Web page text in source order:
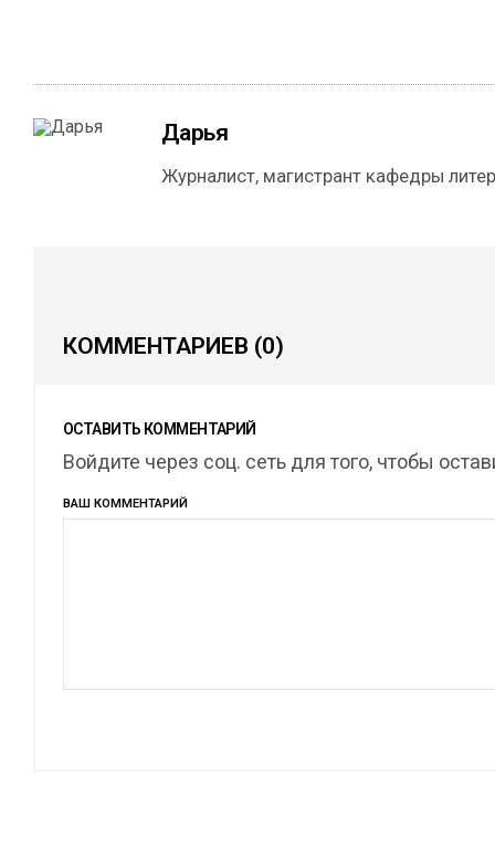
Дарья
Журналист, магистрант кафедры
КОММЕНТАРИЕВ (0)
ОСТАВИТЬ КОММЕНТАРИЙ
Войдите через соц. сеть для того, чтобы
ВАШ КОММЕНТАРИЙ